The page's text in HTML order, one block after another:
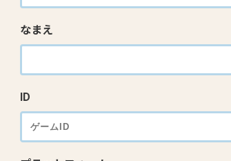
なまえ
ID